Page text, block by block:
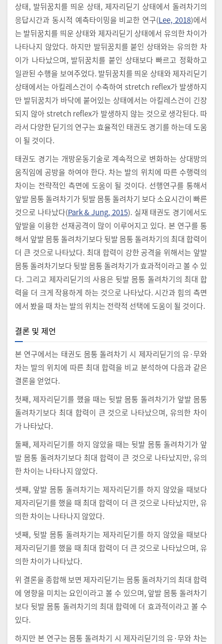
상태, 발뒤꿈치를 띄운 상태, 제자리딛기 상태에서 돌려차기의
응답시간과 동시적 예측타이밍을 비교한 연구(Lee, 2018)에서
는 발뒤꿈치를 띄운 상태와 제자리딛기 상태에서 유의한 차이가
나타나지 않았다. 하지만 발뒤꿈치를 붙인 상태와는 유의한 차
이가 나타났으며, 발뒤꿈치를 붙인 상태보다 빠르고 정확하고
일관된 수행을 보여주었다. 발뒤꿈치를 띄운 상태와 제자리딛기
상태에서는 아킬레스건이 수축하여 stretch reflex가 발생하지
만 발뒤꿈치가 바닥에 붙어있는 상태에서는 아킬레스건이 긴장
되지 않아 stretch reflex가 발생하지 않는 것으로 생각된다. 따
라서 다양한 딛기의 연구는 효율적인 태권도 경기를 하는데 도움
이 될 것이다.
태권도 경기는 개방운동기술로 계속적으로 변화하는 상대방의
움직임에 공방을 하여야 한다. 차는 발의 위치에 따른 수행력의
차이는 전략적인 측면에 도움이 될 것이다. 선행연구를 통해서
앞발 몸통 돌려차기가 뒷발 몸통 돌려차기 보다 소요시간이 빠른
것으로 나타났다(Park & Jung, 2015). 실재 태권도 경기에서도
앞발을 이용한 선재공격이 많이 이루어지고 있다. 본 연구를 통
해서 앞발 몸통 돌려차기보다 뒷발 몸통 돌려차기의 최대 합력이
더 큰 것으로 나타났다. 최대 합력이 강한 공격을 위해서는 앞발
몸통 돌려차기보다 뒷발 몸통 돌려차기가 효과적이라고 볼 수 있
다. 그리고 제자리딛기의 사용은 뒷발 몸통 돌려차기의 최대 합
력을 더 크게 작용하게 하는 것으로 나타났다. 시간과 힘의 측면
에서 봤을 때 차는 발의 위치는 전략적 선택에 도움이 될 것이다.
결론 및 제언
본 연구에서는 태권도 몸통 돌려차기 시 제자리딛기의 유·무와
차는 발의 위치에 따른 최대 합력을 비교 분석하여 다음과 같은
결론을 얻었다.
첫째, 제자리딛기를 했을 때는 뒷발 몸통 돌려차기가 앞발 몸통
돌려차기보다 최대 합력이 큰 것으로 나타났으며, 유의한 차이
가 나타났다.
둘째, 제자리딛기를 하지 않았을 때는 뒷발 몸통 돌려차기가 앞
발 몸통 돌려차기보다 최대 합력이 큰 것으로 나타났지만, 유의
한 차이는 나타나지 않았다.
셋째, 앞발 몸통 돌려차기는 제자리딛기를 하지 않았을 때보다
제자리딛기를 했을 때 최대 합력이 더 큰 것으로 나타났지만, 유
의한 차이는 나타나지 않았다.
넷째, 뒷발 몸통 돌려차기는 제자리딛기를 하지 않았을 때보다
제자리딛기를 했을 때 최대 합력이 더 큰 것으로 나타났으며, 유
의한 차이가 나타났다.
위 결론을 종합해 보면 제자리딛기는 몸통 돌려차기의 최대 합력
에 영향을 미치는 요인이라고 볼 수 있으며, 앞발 몸통 돌려차기
보다 뒷발 몸통 돌려차기의 최대 합력에 더 효과적이라고 볼 수
있다.
하지만 본 연구는 몸통 돌려차기 시 제자리딛기의 유·무와 차는